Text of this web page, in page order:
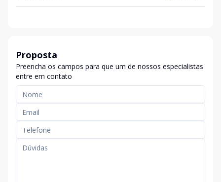
Proposta
Preencha os campos para que um de nossos especialistas
entre em contato